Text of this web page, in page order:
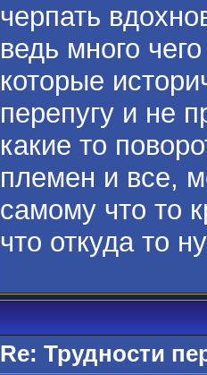
черпать
ведь много
которые
перепугу и не
какие то
племен и все,
самому что то
что откуда то
Re: Трудности